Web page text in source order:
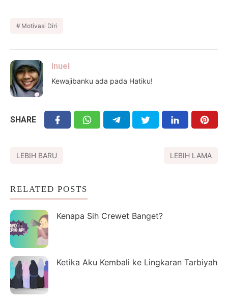
Motivasi Diri
Inuel
Kewajibanku ada pada Hatiku!
SHARE
LEBIH BARU LEBIH LAMA
RELATED POSTS
Kenapa Sih Crewet Banget?
Ketika Aku Kembali ke Lingkaran Tarbiyah